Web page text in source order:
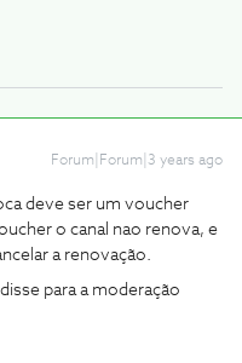
Forum|Forum|3 years ago
deve ser um voucher
o canal nao renova, e
a renovação.
disse para a moderação